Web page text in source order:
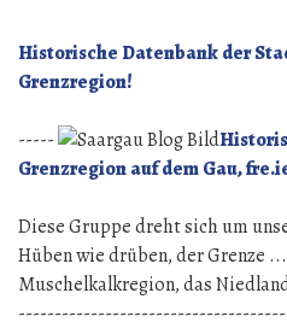
Historische Datenbank der
Grenzregion!
-----
Grenzregion auf dem Gau,
Diese Gruppe dreht sich um
Hüben wie drüben, der Grenze
Muschelkalkregion, das
-------------------------------------